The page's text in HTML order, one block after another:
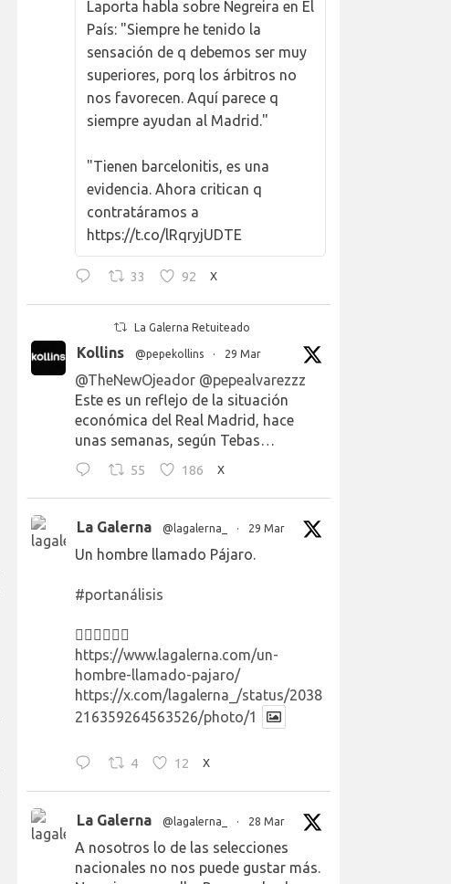
Laporta habla sobre Negreira en El
País: "Siempre he tenido la
sensación de q debemos ser muy
superiores, porq los árbitros no
nos favorecen. Aquí parece q
siempre ayudan al Madrid."
"Tienen barcelonitis, es una
evidencia. Ahora critican q
contratáramos a
https://t.co/lRqryjUDTE
33 92 X
La Galerna Retuiteado
Kollins @pepekollins · 29 Mar
@TheNewOjeador @pepealvarezzz
Este es un reflejo de la situación
económica del Real Madrid, hace
unas semanas, según Tebas…
55 186 X
La Galerna @lagalerna_ · 29 Mar
Un hombre llamado Pájaro.
#portanálisis
👉🏻👉🏻👉🏻
https://www.lagalerna.com/un-
hombre-llamado-pajaro/
https://x.com/lagalerna_/status/2038
216359264563526/photo/1
4 12 X
La Galerna @lagalerna_ · 28 Mar
A nosotros lo de las selecciones
nacionales no nos puede gustar más.